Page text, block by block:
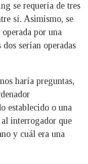
se requería de tres
sí. Asimismo, se
por una
serían operadas
haría preguntas,
establecido o una
interrogador que
y cuál era una